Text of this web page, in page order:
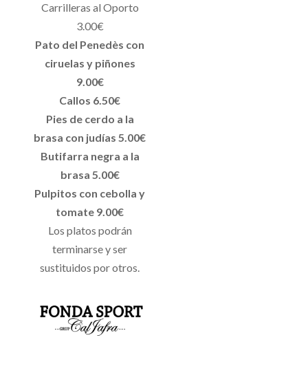
Carrilleras al Oporto
3.00€
Pato del Penedès con
ciruelas y piñones
9.00€
Callos 6.50€
Pies de cerdo a la
brasa con judías 5.00€
Butifarra negra a la
brasa 5.00€
Pulpitos con cebolla y
tomate 9.00€
Los platos podrán
terminarse y ser
sustituidos por otros.